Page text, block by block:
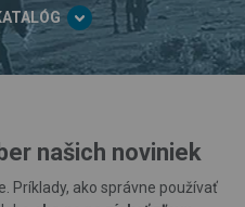
našich noviniek
Príklady, ako správne používať